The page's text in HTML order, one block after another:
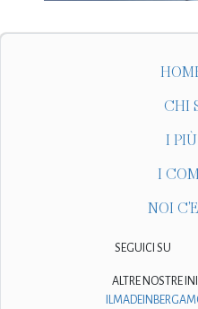
CHI
I
I
NOI
SEGUICI SU
ALTRE NOSTRE